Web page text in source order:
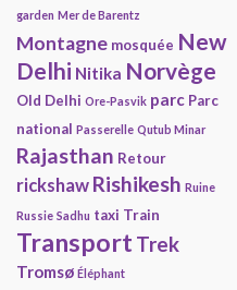
garden Mer de Barentz
Montagne mosquée New
Delhi Nitika Norvège
Old Delhi Ore-Pasvik parc Parc
national Passerelle Qutub Minar
Rajasthan Retour
rickshaw Rishikesh Ruine
Russie Sadhu taxi Train
Transport Trek
Tromsø Éléphant